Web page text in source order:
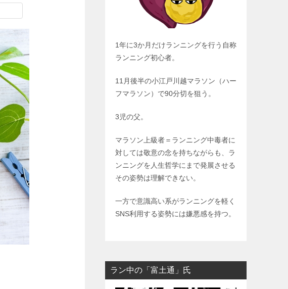
1年に3か月だけランニングを行う自称
ランニング初心者。
11月後半の小江戸川越マラソン（ハー
フマラソン）で90分切を狙う。
3児の父。
マラソン上級者＝ランニング中毒者に
対しては敬意の念を持ちながらも、ラ
ンニングを人生哲学にまで発展させる
その姿勢は理解できない。
一方で意識高い系がランニングを軽く
SNS利用する姿勢には嫌悪感を持つ。
ラン中の「富土通」氏